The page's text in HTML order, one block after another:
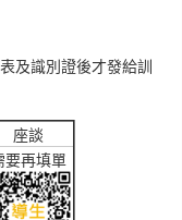
及識別證後才發給訓
座談
要再填單